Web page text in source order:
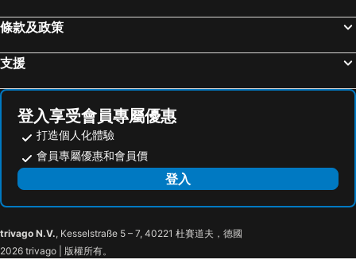
條款及政策
支援
登入享受會員專屬優惠
打造個人化體驗
會員專屬優惠和會員價
登入
trivago N.V., Kesselstraße 5 – 7, 40221 杜賽道夫，德國
2026 trivago | 版權所有。